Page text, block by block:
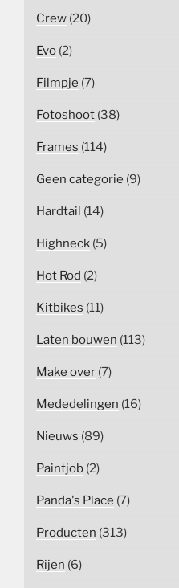
Crew (20)
Evo (2)
Filmpje (7)
Fotoshoot (38)
Frames (114)
Geen categorie (9)
Hardtail (14)
Highneck (5)
Hot Rod (2)
Kitbikes (11)
Laten bouwen (113)
Make over (7)
Mededelingen (16)
Nieuws (89)
Paintjob (2)
Panda's Place (7)
Producten (313)
Rijen (6)